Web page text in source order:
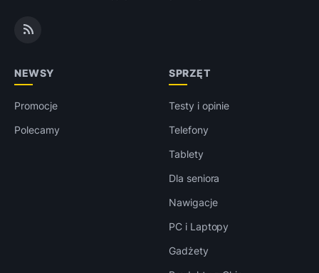
NEWSY
Promocje
Polecamy
SPRZĘT
Testy i opinie
Telefony
Tablety
Dla seniora
Nawigacje
PC i Laptopy
Gadżety